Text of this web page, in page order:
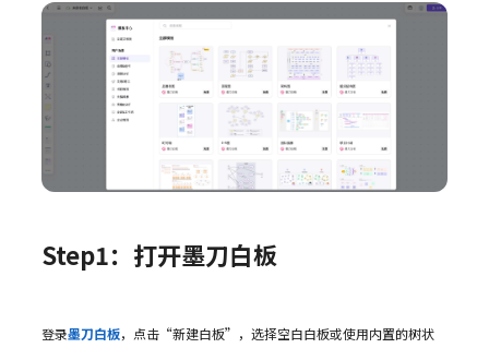
Step1：打开墨刀白板
登录墨刀白板，点击“新建白板”，选择空白白板或使用内置的树状